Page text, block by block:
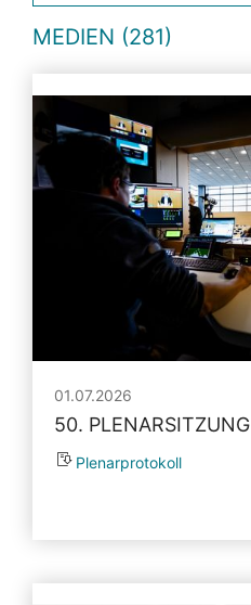
MEDIEN (281)
01.07.2026
50. PLENARSITZUNG
Plenarprotokoll